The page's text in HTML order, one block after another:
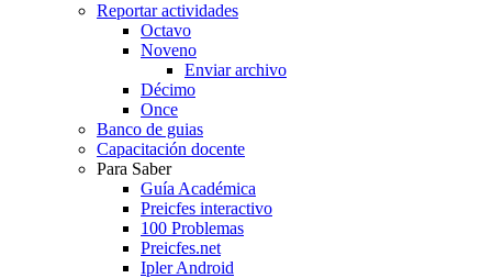
Reportar actividades
Octavo
Noveno
Enviar archivo
Décimo
Once
Banco de guias
Capacitación docente
Para Saber
Guía Académica
Preicfes interactivo
100 Problemas
Preicfes.net
Ipler Android